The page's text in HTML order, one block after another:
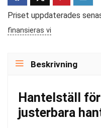
Priset uppdaterades
finansieras vi
Beskrivning
Hantelställ
justerbara